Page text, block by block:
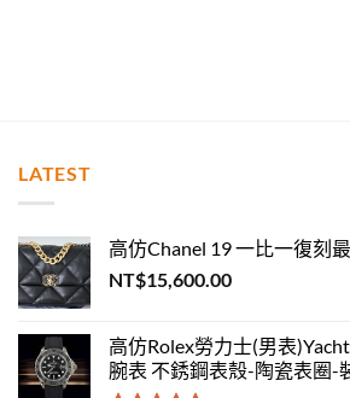
LATEST
高仿Chanel 19 一比一復刻
NT$15,600.00
高仿Rolex勞力士(男表
腕表 不銹鋼表殼-陶瓷表圈-